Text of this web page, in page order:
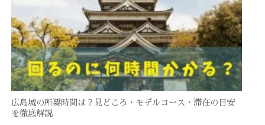
広島城の所要時間は？見どころ・モデルコース・滞在の目安
を徹底解説